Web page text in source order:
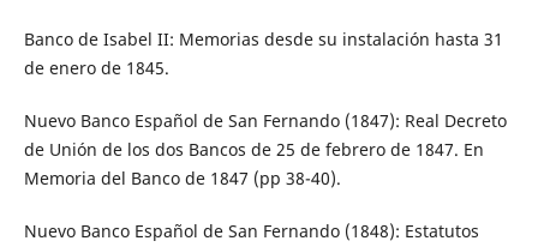
Banco de Isabel II: Memorias desde su instalación hasta 31
de enero de 1845.
Nuevo Banco Español de San Fernando (1847): Real Decreto
de Unión de los dos Bancos de 25 de febrero de 1847. En
Memoria del Banco de 1847 (pp 38-40).
Nuevo Banco Español de San Fernando (1848): Estatutos